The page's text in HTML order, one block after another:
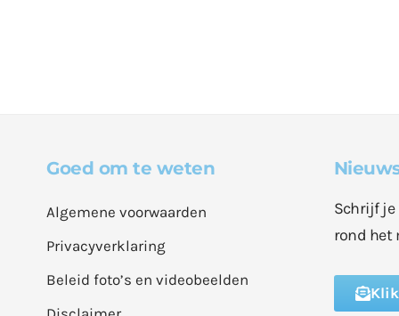
Goed om te weten
Algemene voorwaarden
Privacyverklaring
Beleid foto’s en videobeelden
Schrijf je
rond het